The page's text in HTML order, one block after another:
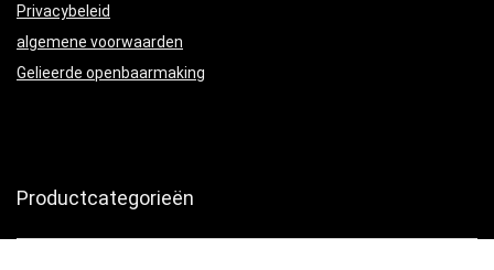
Privacybeleid
algemene voorwaarden
Gelieerde openbaarmaking
Productcategorieën